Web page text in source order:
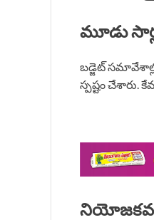
మూడు
బడ్జెట్
స్పష్టం చేశారు.